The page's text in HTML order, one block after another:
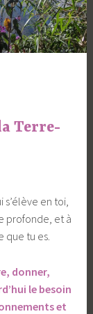
Terre-
en toi,
profonde, et à
que tu es.
donner,
le besoin
et